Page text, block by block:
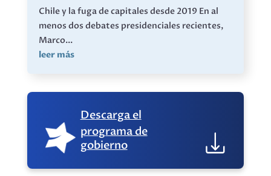
Chile y la fuga de capitales desde 2019 En al
menos dos debates presidenciales recientes,
Marco...
leer más
Descarga el
programa de
gobierno